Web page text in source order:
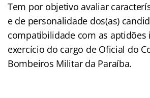
Tem por objetivo avaliar
e de personalidade dos(as)
compatibilidade com as aptidões
exercício do cargo de Oficial do
Bombeiros Militar da Paraíba.